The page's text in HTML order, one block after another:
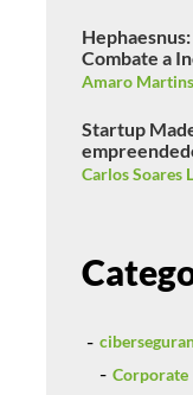
Combate a
Amaro Martins
Startup
Carlos Soares
Corporate